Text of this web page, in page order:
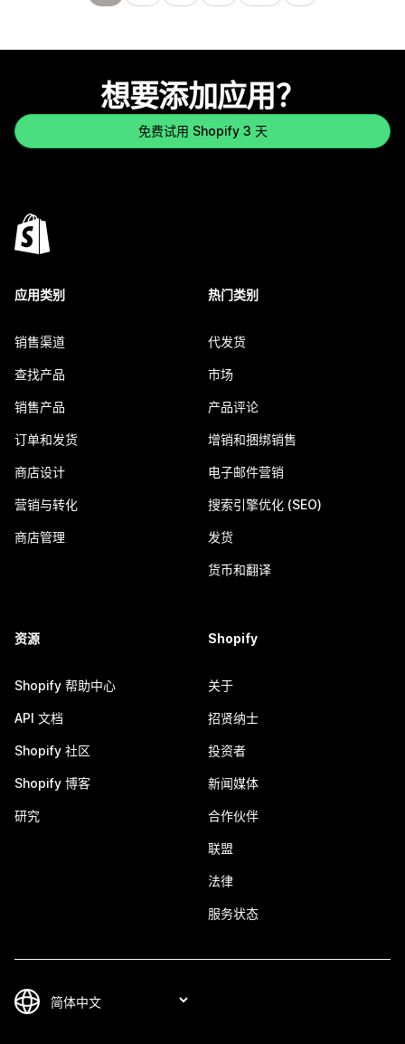
想要添加应用？
免费试用 Shopify 3 天
应用类别
销售渠道
查找产品
销售产品
订单和发货
商店设计
营销与转化
商店管理
热门类别
代发货
市场
产品评论
增销和捆绑销售
电子邮件营销
搜索引擎优化 (SEO)
发货
货币和翻译
资源
Shopify 帮助中心
API 文档
Shopify 社区
Shopify 博客
研究
Shopify
关于
招贤纳士
投资者
新闻媒体
合作伙伴
联盟
法律
服务状态